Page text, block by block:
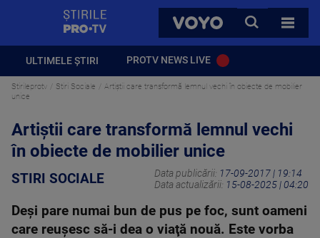
VOYO
CAUTA
TOATE
ULTIMELE ȘTIRI PROTV NEWS LIVE
Stirileprotv Stiri Sociale
Artiștii care transformă lemnul vechi în obiecte de mobilier
unice
Artiștii care transformă lemnul vechi
în obiecte de mobilier unice
STIRI SOCIALE Data publicării: 17-09-2017 | 19:14
Data actualizării: 15-08-2025 | 04:20
Deşi pare numai bun de pus pe foc, sunt oameni
care reuşesc să-i dea o viaţă nouă. Este vorba